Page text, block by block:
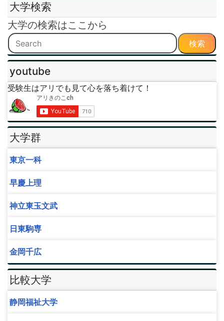
大学検索
大学の検索はここから
検索
youtube
受験生はアリでも見て心を落ち着けて！
大学群
東京一科
早慶上理
神立東玉文武
日東駒専
金岡千広
比較大学
静岡福祉大学